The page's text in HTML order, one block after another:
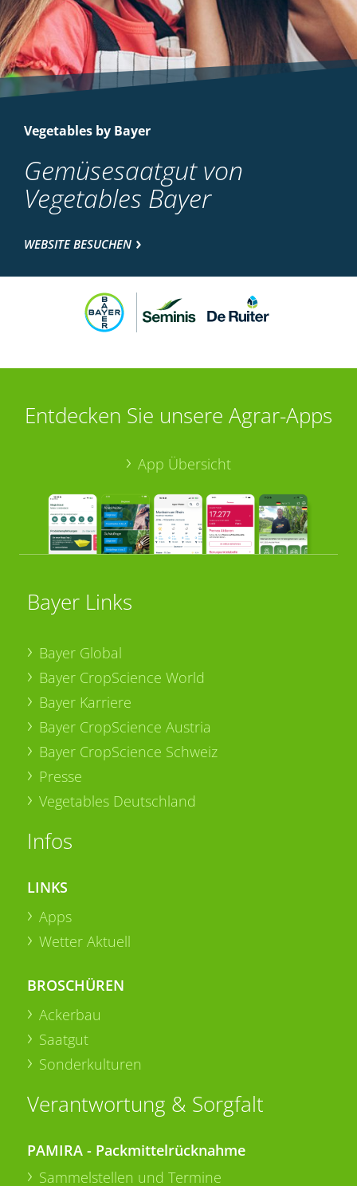
Vegetables by Bayer
Gemüsesaatgut von
Vegetables Bayer
WEBSITE BESUCHEN
Entdecken Sie unsere Agrar-Apps
App Übersicht
Bayer Links
Bayer Global
Bayer CropScience World
Bayer Karriere
Bayer CropScience Austria
Bayer CropScience Schweiz
Presse
Vegetables Deutschland
Infos
LINKS
Apps
Wetter Aktuell
BROSCHÜREN
Ackerbau
Saatgut
Sonderkulturen
Verantwortung & Sorgfalt
PAMIRA - Packmittelrücknahme
Sammelstellen und Termine